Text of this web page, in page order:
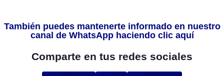
También puedes mantenerte informado en nuestro
canal de WhatsApp haciendo clic aquí
Comparte en tus redes sociales